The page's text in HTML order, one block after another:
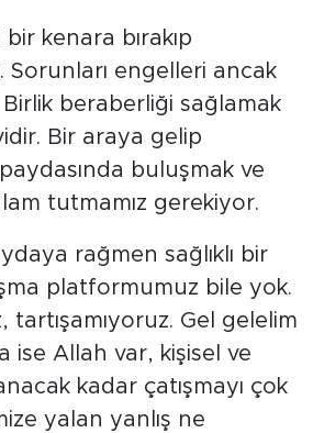
bir kenara bırakıp
Sorunları engelleri ancak
beraberliği sağlamak
Bir araya gelip
buluşmak ve
tutmamız gerekiyor.
rağmen sağlıklı bir
platformumuz bile yok.
tartışamıyoruz. Gel gelelim
ise Allah var, kişisel ve
kadar çatışmayı çok
yalan yanlış ne